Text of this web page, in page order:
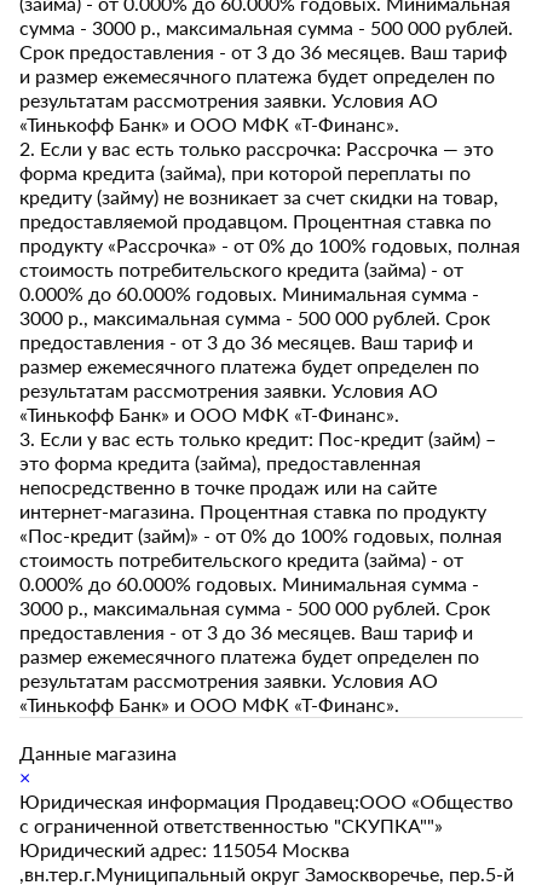
сумма - 3000 р., максимальная сумма - 500 000 рублей.
Срок предоставления - от 3 до 36 месяцев. Ваш тариф
и размер ежемесячного платежа будет определен по
результатам рассмотрения заявки. Условия АО
«Тинькофф Банк» и ООО МФК «Т-Финанс».
2. Если у вас есть только рассрочка: Рассрочка — это
форма кредита (займа), при которой переплаты по
кредиту (займу) не возникает за счет скидки на товар,
предоставляемой продавцом. Процентная ставка по
продукту «Рассрочка» - от 0% до 100% годовых, полная
стоимость потребительского кредита (займа) - от
0.000% до 60.000% годовых. Минимальная сумма -
3000 р., максимальная сумма - 500 000 рублей. Срок
предоставления - от 3 до 36 месяцев. Ваш тариф и
размер ежемесячного платежа будет определен по
результатам рассмотрения заявки. Условия АО
«Тинькофф Банк» и ООО МФК «Т-Финанс».
3. Если у вас есть только кредит: Пос-кредит (займ) –
это форма кредита (займа), предоставленная
непосредственно в точке продаж или на сайте
интернет-магазина. Процентная ставка по продукту
«Пос-кредит (займ)» - от 0% до 100% годовых, полная
стоимость потребительского кредита (займа) - от
0.000% до 60.000% годовых. Минимальная сумма -
3000 р., максимальная сумма - 500 000 рублей. Срок
предоставления - от 3 до 36 месяцев. Ваш тариф и
размер ежемесячного платежа будет определен по
результатам рассмотрения заявки. Условия АО
«Тинькофф Банк» и ООО МФК «Т-Финанс».
Данные магазина
×
Юридическая информация Продавец:ООО «Общество
с ограниченной ответственностью "СКУПКА""»
Юридический адрес: 115054 Москва
,вн.тер.г.Муниципальный округ Замоскворечье, пер.5-й